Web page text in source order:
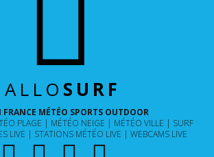
ALLO SURF
FRANCE MÉTÉO SPORTS OUTDOOR
PLAGE MÉTÉO NEIGE MÉTÉO VILLE
SURF
LIVE STATIONS MÉTÉO LIVE WEBCAMS LIVE